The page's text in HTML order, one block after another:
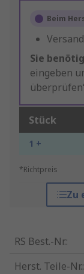
Beim
Sie
eingeben
Stück
1 +
*Richtpreis
Zu
RS Best.-Nr.:
Herst. Teile-Nr.: